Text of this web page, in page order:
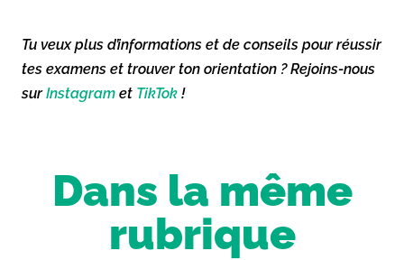
Tu veux plus d’informations et de conseils pour réussir
tes examens et trouver ton orientation ? Rejoins-nous
surInstagram et TikTok !
Dans la même
rubrique